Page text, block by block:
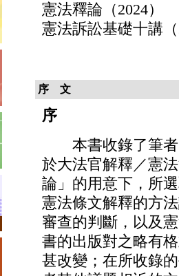
憲法釋論（2024）
憲法訴訟基礎十講
序 文
序
本書收錄了筆者
於大法官解釋／憲
論」的用意下，所
憲法條文解釋的方
審查的判斷，以及
書的出版對之略有
甚改變；在所收錄